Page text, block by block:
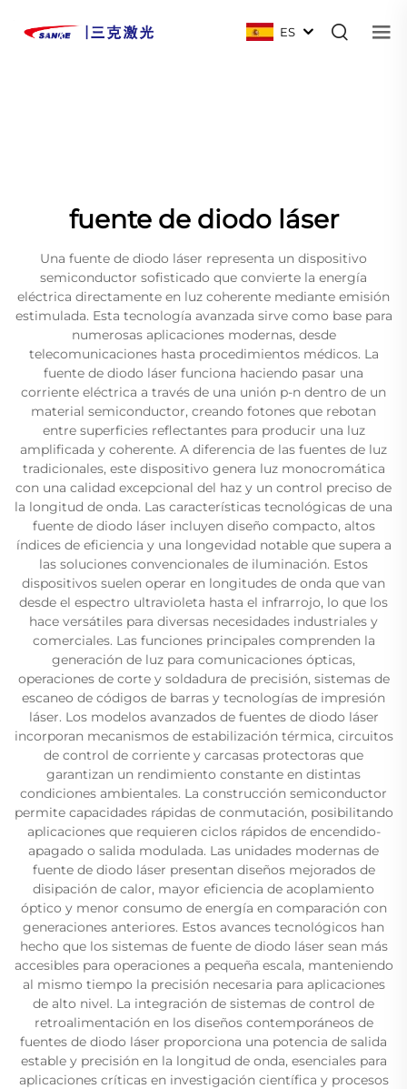
ES
fuente de diodo láser
Una fuente de diodo láser representa un dispositivo
semiconductor sofisticado que convierte la energía
eléctrica directamente en luz coherente mediante emisión
estimulada. Esta tecnología avanzada sirve como base para
numerosas aplicaciones modernas, desde
telecomunicaciones hasta procedimientos médicos. La
fuente de diodo láser funciona haciendo pasar una
corriente eléctrica a través de una unión p-n dentro de un
material semiconductor, creando fotones que rebotan
entre superficies reflectantes para producir una luz
amplificada y coherente. A diferencia de las fuentes de luz
tradicionales, este dispositivo genera luz monocromática
con una calidad excepcional del haz y un control preciso de
la longitud de onda. Las características tecnológicas de una
fuente de diodo láser incluyen diseño compacto, altos
índices de eficiencia y una longevidad notable que supera a
las soluciones convencionales de iluminación. Estos
dispositivos suelen operar en longitudes de onda que van
desde el espectro ultravioleta hasta el infrarrojo, lo que los
hace versátiles para diversas necesidades industriales y
comerciales. Las funciones principales comprenden la
generación de luz para comunicaciones ópticas,
operaciones de corte y soldadura de precisión, sistemas de
escaneo de códigos de barras y tecnologías de impresión
láser. Los modelos avanzados de fuentes de diodo láser
incorporan mecanismos de estabilización térmica, circuitos
de control de corriente y carcasas protectoras que
garantizan un rendimiento constante en distintas
condiciones ambientales. La construcción semiconductor
permite capacidades rápidas de conmutación, posibilitando
aplicaciones que requieren ciclos rápidos de encendido-
apagado o salida modulada. Las unidades modernas de
fuente de diodo láser presentan diseños mejorados de
disipación de calor, mayor eficiencia de acoplamiento
óptico y menor consumo de energía en comparación con
generaciones anteriores. Estos avances tecnológicos han
hecho que los sistemas de fuente de diodo láser sean más
accesibles para operaciones a pequeña escala, manteniendo
al mismo tiempo la precisión necesaria para aplicaciones
de alto nivel. La integración de sistemas de control de
retroalimentación en los diseños contemporáneos de
fuentes de diodo láser proporciona una potencia de salida
estable y precisión en la longitud de onda, esenciales para
aplicaciones críticas en investigación científica y procesos